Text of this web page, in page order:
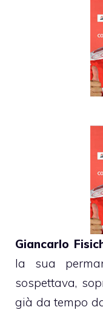
Giancarlo
la sua
sospettava,
già da tempo